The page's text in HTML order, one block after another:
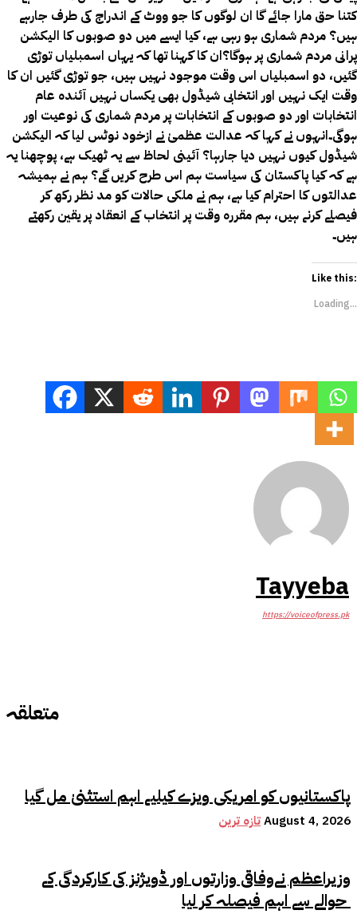
متعلقہ
پاکستانیوں کو امریکی ویزے کیلیے اہم استثنیٰ مل گیا
تازہ ترینAugust 4, 2026
وزیراعظم نےوفاقی وزارتوں اور ڈویژنز کی کارکردگی کے
حوالے سے اہم فیصلہ کر لیا
کتنا حق مارا جائے گا ان لوگوں کا جو ووٹ کے اندراج کی طرف جارہے
ہیں؟ مردم شماری ہو رہی ہے، کیا ایسے میں دو صوبوں کا الیکشن
پرانی مردم شماری پر ہوگا؟ان کا کہنا تھا کہ یہاں اسمبلیاں توڑی
گئیں، دو اسمبلیاں اس وقت موجود نہیں ہیں، جو توڑی گئیں ان کا
وقت ایک نہیں اور انتخابی شیڈول بھی یکساں نہیں آئندہ عام
انتخابات اور دو صوبوں کے انتخابات پر مردم شماری کی نوعیت اور
ہوگی۔انہوں نے کہا کہ عدالت عظمیٰ نے ازخود نوٹس لیا کہ الیکشن
شیڈول کیوں نہیں دیا جارہا؟ آئینی لحاظ سے یہ ٹھیک ہے، پوچھنا یہ
ہے کہ کیا پاکستان کی سیاست ہم اس طرح کریں گے؟ ہم نے ہمیشہ
عدالتوں کا احترام کیا ہے، ہم نے ملکی حالات کو مد نظر رکھ کر
فیصلے کرنے ہیں، ہم مقررہ وقت پر انتخاب کے انعقاد پر یقین رکھتے
ہیں۔
Like this:
Loading...
Tayyeba
https://voiceofpress.pk